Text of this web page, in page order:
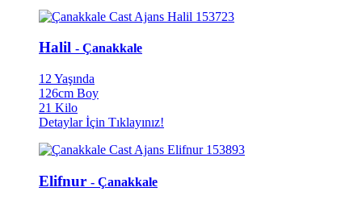
Halil - Çanakkale
12 Yaşında
126cm Boy
21 Kilo
Detaylar İçin Tıklayınız!
Elifnur - Çanakkale